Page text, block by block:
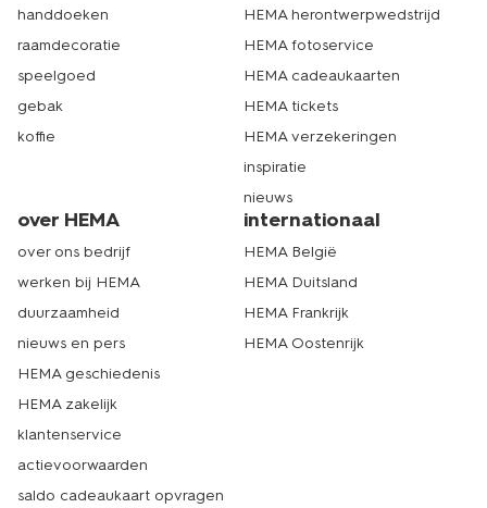
handdoeken
raamdecoratie
speelgoed
gebak
koffie
HEMA herontwerpwedstrijd
HEMA fotoservice
HEMA cadeaukaarten
HEMA tickets
HEMA verzekeringen
inspiratie
nieuws
over HEMA
over ons bedrijf
werken bij HEMA
duurzaamheid
nieuws en pers
HEMA geschiedenis
HEMA zakelijk
klantenservice
actievoorwaarden
saldo cadeaukaart opvragen
internationaal
HEMA België
HEMA Duitsland
HEMA Frankrijk
HEMA Oostenrijk